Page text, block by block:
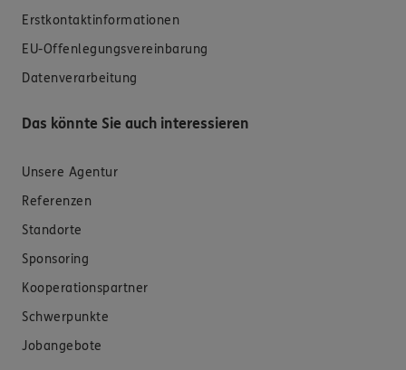
Erstkontaktinformationen
EU-Offenlegungsvereinbarung
Datenverarbeitung
Das könnte Sie auch interessieren
Unsere Agentur
Referenzen
Standorte
Sponsoring
Kooperationspartner
Schwerpunkte
Jobangebote